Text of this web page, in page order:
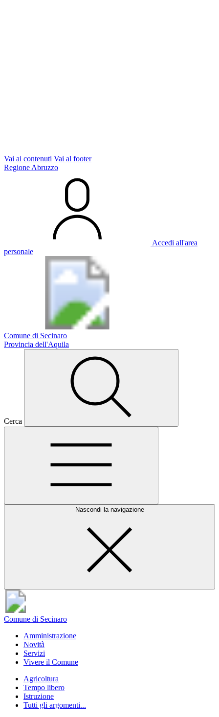
Vai ai contenuti Vai al footer
Regione Abruzzo
Accedi all'area
personale
Comune di Secinaro
Provincia dell'Aquila
Cerca
Nascondi la navigazione
Comune di Secinaro
Amministrazione
Novità
Servizi
Vivere il Comune
Agricoltura
Tempo libero
Istruzione
Tutti gli argomenti...